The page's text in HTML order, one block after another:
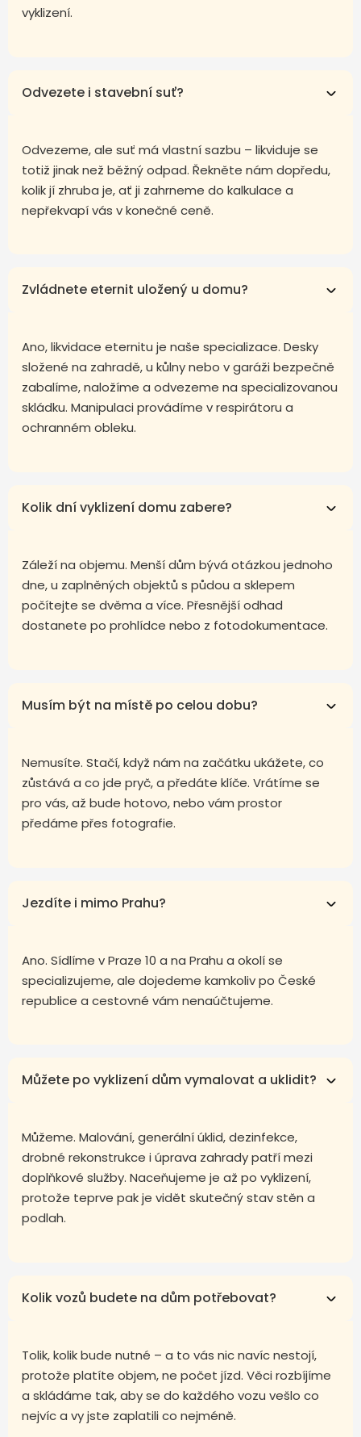
vyklizení.
Odvezete i stavební suť?
Odvezeme, ale suť má vlastní sazbu – likviduje se
totiž jinak než běžný odpad. Řekněte nám dopředu,
kolik jí zhruba je, ať ji zahrneme do kalkulace a
nepřekvapí vás v konečné ceně.
Zvládnete eternit uložený u domu?
Ano, likvidace eternitu je naše specializace. Desky
složené na zahradě, u kůlny nebo v garáži bezpečně
zabalíme, naložíme a odvezeme na specializovanou
skládku. Manipulaci provádíme v respirátoru a
ochranném obleku.
Kolik dní vyklizení domu zabere?
Záleží na objemu. Menší dům bývá otázkou jednoho
dne, u zaplněných objektů s půdou a sklepem
počítejte se dvěma a více. Přesnější odhad
dostanete po prohlídce nebo z fotodokumentace.
Musím být na místě po celou dobu?
Nemusíte. Stačí, když nám na začátku ukážete, co
zůstává a co jde pryč, a předáte klíče. Vrátíme se
pro vás, až bude hotovo, nebo vám prostor
předáme přes fotografie.
Jezdíte i mimo Prahu?
Ano. Sídlíme v Praze 10 a na Prahu a okolí se
specializujeme, ale dojedeme kamkoliv po České
republice a cestovné vám nenaúčtujeme.
Můžete po vyklizení dům vymalovat a uklidit?
Můžeme. Malování, generální úklid, dezinfekce,
drobné rekonstrukce i úprava zahrady patří mezi
doplňkové služby. Naceňujeme je až po vyklizení,
protože teprve pak je vidět skutečný stav stěn a
podlah.
Kolik vozů budete na dům potřebovat?
Tolik, kolik bude nutné – a to vás nic navíc nestojí,
protože platíte objem, ne počet jízd. Věci rozbíjíme
a skládáme tak, aby se do každého vozu vešlo co
nejvíc a vy jste zaplatili co nejméně.